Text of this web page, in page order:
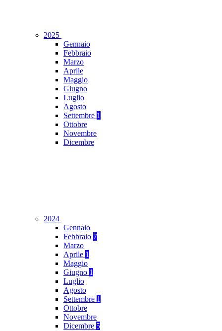
2025
Gennaio
Febbraio
Marzo
Aprile
Maggio
Giugno
Luglio
Agosto
Settembre 1
Ottobre
Novembre
Dicembre
2024
Gennaio
Febbraio 7
Marzo
Aprile 1
Maggio
Giugno 1
Luglio
Agosto
Settembre 1
Ottobre
Novembre
Dicembre 5